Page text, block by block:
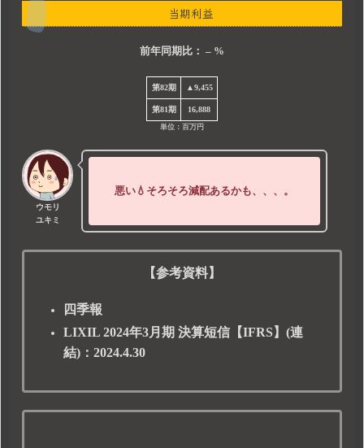
当期利益
前年同期比： – %
第82期 ▲9,455
第81期 16,888
単位：百万円
ウモリ
ユキミ
悪い💧そろそろ減配あるかも、、、。
【参考資料】
四季報
LIXIL 2024年3月期 決算短信【IFRS】(連
結)：2024.4.30